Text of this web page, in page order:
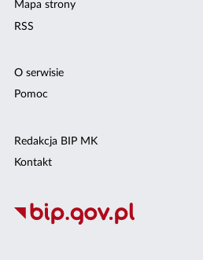
Mapa strony
RSS
O serwisie
Pomoc
Redakcja BIP MK
Kontakt